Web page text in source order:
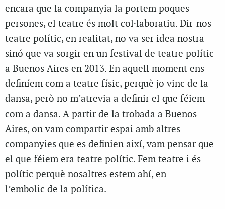
encara que la companyia la portem poques
persones, el teatre és molt col·laboratiu. Dir-nos
teatre polític, en realitat, no va ser idea nostra
sinó que va sorgir en un festival de teatre polític
a Buenos Aires en 2013. En aquell moment ens
definíem com a teatre físic, perquè jo vinc de la
dansa, però no m’atrevia a definir el que féiem
com a dansa. A partir de la trobada a Buenos
Aires, on vam compartir espai amb altres
companyies que es definien així, vam pensar que
el que féiem era teatre polític. Fem teatre i és
polític perquè nosaltres estem ahí, en
l’embolic de la política.